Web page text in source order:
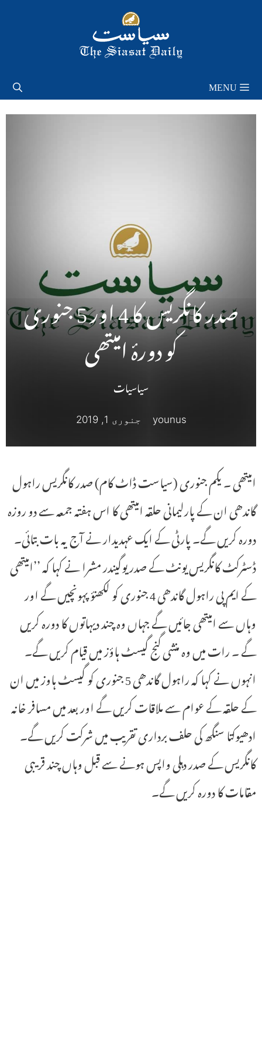
MENU
صدر کانگریس کا 4 اور 5 جنوری
کو دورۂ امیتھی
سیاسیات
younus جنوری 1, 2019
امیتھی ۔ یکم جنوری (سیاست ڈاٹ کام) صدر کانگریس راہول
گاندھی ان کے پارلیمانی حلقہ امیتھی کا اس ہفتہ جمعہ سے دو روزہ
دورہ کریں گے۔ پارٹی کے ایک عہدیدار نے آج یہ بات بتائی۔
ڈسٹرکٹ کانگریس یونٹ کے صدر یوگیندر مشرا نے کہا کہ ’’امیتھی
کے ایم پی راہول گاندھی 4 جنوری کو لکھنؤ پہونچیں گے اور
وہاں سے امیتھی جائیں گے جہاں وہ چند دیہاتوں کا دورہ کریں
گے ۔ رات میں وہ منشی گنج گیسٹ ہاؤز میں قیام کریں گے۔
انہوں نے کہا کہ راہول گاندھی 5 جنوری کو گیسٹ ہاوز میں ان
کے حلقہ کے عوام سے ملاقات کریں گے اور بعد میں مسافر خانہ
ادھیوکتا سنگھ کی حلف برداری تقریب میں شرکت کریں گے۔
کانگریس کے صدر دہلی واپس ہونے سے قبل وہاں چند قریبی
مقامات کا دورہ کریں گے۔